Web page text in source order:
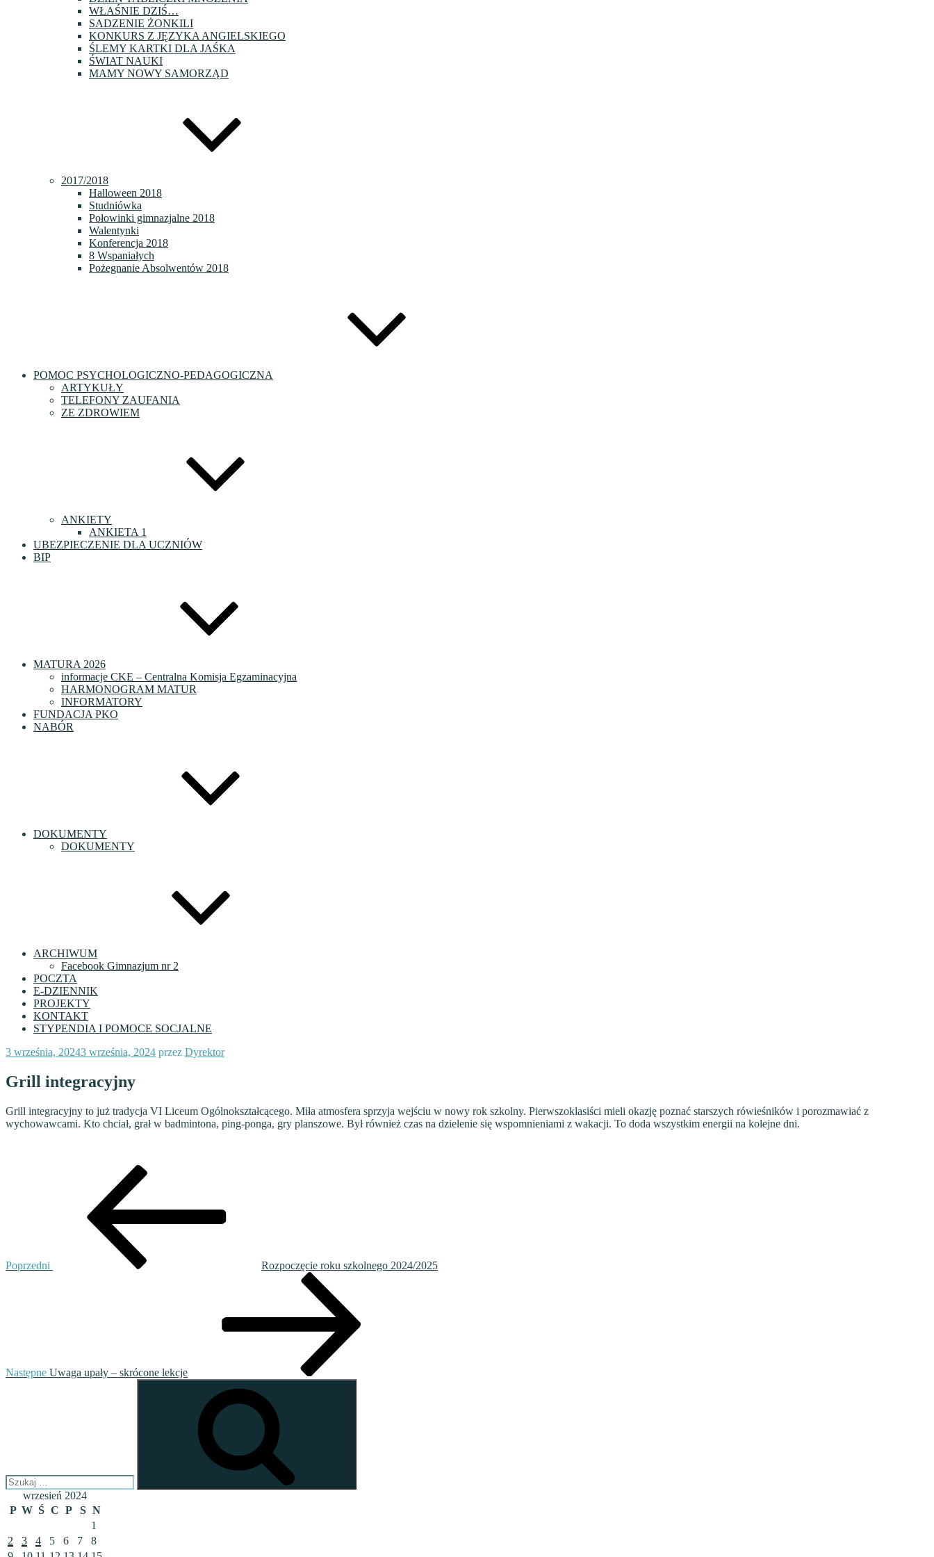
WŁAŚNIE DZIŚ…
SADZENIE ŻONKILI
KONKURS Z JĘZYKA ANGIELSKIEGO
ŚLEMY KARTKI DLA JAŚKA
ŚWIAT NAUKI
MAMY NOWY SAMORZĄD
2017/2018
Halloween 2018
Studniówka
Połowinki gimnazjalne 2018
Walentynki
Konferencja 2018
8 Wspaniałych
Pożegnanie Absolwentów 2018
POMOC PSYCHOLOGICZNO-PEDAGOGICZNA
ARTYKUŁY
TELEFONY ZAUFANIA
ZE ZDROWIEM
ANKIETY
ANKIETA 1
UBEZPIECZENIE DLA UCZNIÓW
BIP
MATURA 2026
informacje CKE – Centralna Komisja Egzaminacyjna
HARMONOGRAM MATUR
INFORMATORY
FUNDACJA PKO
NABÓR
DOKUMENTY
DOKUMENTY
ARCHIWUM
Facebook Gimnazjum nr 2
POCZTA
E-DZIENNIK
PROJEKTY
KONTAKT
STYPENDIA I POMOCE SOCJALNE
Opublikowane
3 września, 20243 września, 2024 przez Dyrektor
Grill integracyjny
Grill integracyjny to już tradycja VI Liceum Ogólnokształcącego. Miła atmosfera sprzyja wejściu w nowy rok szkolny. Pierwszoklasiści mieli okazję poznać starszych rówieśników i porozmawiać z
wychowawcami. Kto chciał, grał w badmintona, ping-ponga, gry planszowe. Był również czas na dzielenie się wspomnieniami z wakacji. To doda wszystkim energii na kolejne dni.
Poprzedni
Rozpoczęcie roku szkolnego 2024/2025
Następne Uwaga upały – skrócone lekcje
wrzesień 2024
P W Ś C P S N
1
2
3 4 5 6 7
8